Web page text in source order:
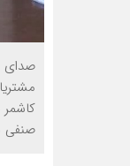
صدای
صنفی